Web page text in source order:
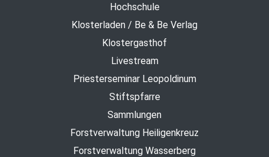
Hochschule
Klosterladen / Be & Be Verlag
Klostergasthof
Livestream
Priesterseminar Leopoldinum
Stiftspfarre
Sammlungen
Forstverwaltung Heiligenkreuz
Forstverwaltung Wasserberg